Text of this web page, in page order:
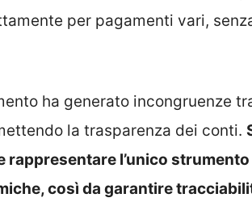
per pagamenti vari,
ha generato incongruenze
la trasparenza dei conti.
rappresentare l’unico
così da garantire